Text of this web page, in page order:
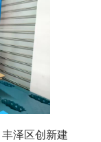
泽区创新建